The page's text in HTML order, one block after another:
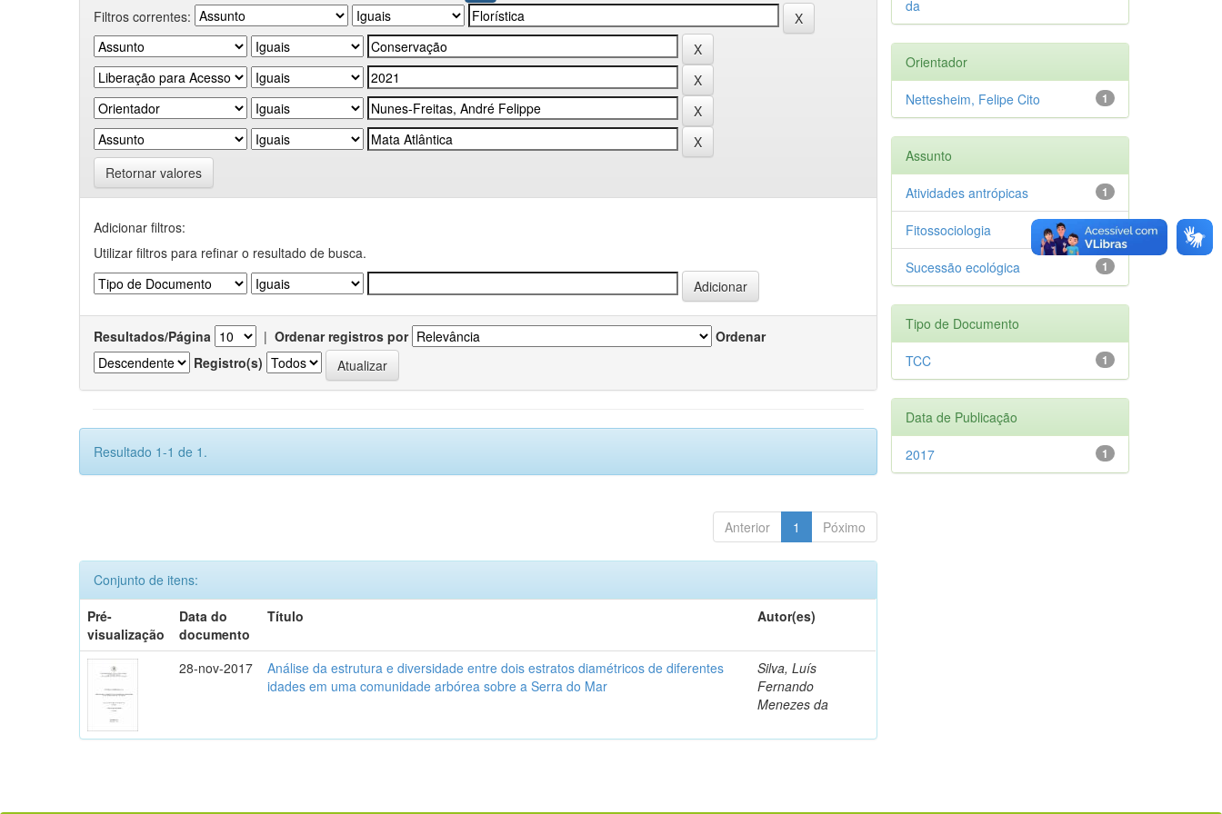
Filtros correntes:
Retornar valores
Adicionar filtros:
Utilizar filtros para refinar o resultado de busca.
Resultados/Página | Ordenar registros por
Ordenar
Registro(s)
Resultado 1-1 de 1.
Anterior 1 Póximo
Conjunto de itens:
Pré-
visualização
Data do
documento
Título Autor(es)
28-nov-2017
Análise da estrutura e diversidade entre dois estratos diamétricos de diferentes
idades em uma comunidade arbórea sobre a Serra do Mar
Silva, Luís
Fernando
Menezes da
da
Orientador
1
Nettesheim, Felipe Cito
Assunto
1
Atividades antrópicas
1
Fitossociologia
1
Sucessão ecológica
Tipo de Documento
1
TCC
Data de Publicação
1
2017